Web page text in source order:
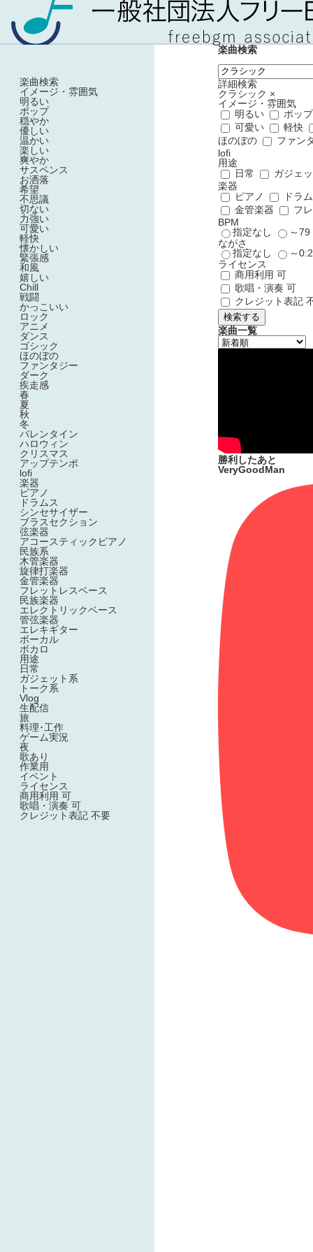
楽曲検索
イメージ・雰囲気
明るい
ポップ
穏やか
優しい
温かい
楽しい
爽やか
サスペンス
お洒落
希望
不思議
切ない
力強い
可愛い
軽快
懐かしい
緊張感
和風
嬉しい
Chill
戦闘
かっこいい
ロック
アニメ
ダンス
ゴシック
ほのぼの
ファンタジー
ダーク
疾走感
春
夏
秋
冬
バレンタイン
ハロウィン
クリスマス
アップテンポ
lofi
楽器
ピアノ
ドラムス
シンセサイザー
ブラスセクション
弦楽器
アコースティックピアノ
民族系
木管楽器
旋律打楽器
金管楽器
フレットレスベース
民族楽器
エレクトリックベース
管弦楽器
エレキギター
ボーカル
ボカロ
用途
日常
ガジェット系
トーク系
Vlog
生配信
旅
料理･工作
ゲーム実況
夜
歌あり
作業用
イベント
ライセンス
商用利用 可
歌唱・演奏 可
クレジット表記 不要
楽曲検索
詳細検索
クラシック ×
イメージ・雰囲気
明るい
ポッ
可愛い
軽快
ほのぼの
ファン
lofi
用途
日常
ガジェ
楽器
ピアノ
ドラ
金管楽器
フ
BPM
指定なし
～79
ながさ
指定なし
～
ライセンス
商用利用 可
歌唱・演奏 可
クレジット表記
検索する
楽曲一覧
勝利したあと
VeryGoodMan